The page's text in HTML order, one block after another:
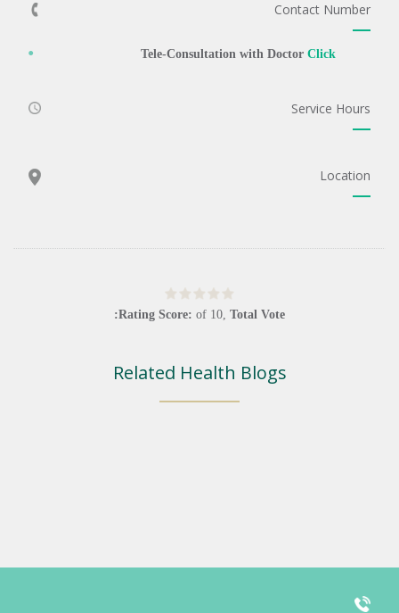
Contact Number
Tele-Consultation with Doctor Click
Service Hours
Location
Rating Score: of 10, Total Vote:
Related Health Blogs